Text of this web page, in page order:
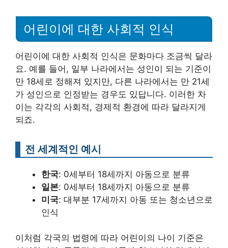
어린이에 대한 사회적 인식
어린이에 대한 사회적 인식은 문화마다 조금씩 달라
요. 예를 들어, 일부 나라에서는 성인이 되는 기준이
만 18세로 정해져 있지만, 다른 나라에서는 만 21세
가 성인으로 인정받는 경우도 있답니다. 이러한 차
이는 각각의 사회적, 경제적 환경에 따라 달라지게
되죠.
전 세계적인 예시
한국: 0세부터 18세까지 아동으로 분류
일본: 0세부터 18세까지 아동으로 분류
미국: 대부분 17세까지 아동 또는 청소년으로
인식
이처럼 각국의 법령에 따라 어린이의 나이 기준은